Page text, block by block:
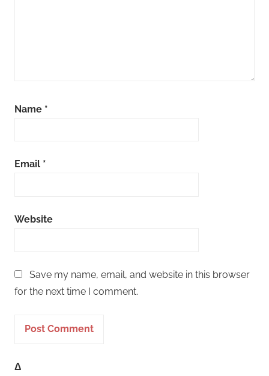
Name *
Email *
Website
Save my name, email, and website in this browser
for the next time I comment.
Δ